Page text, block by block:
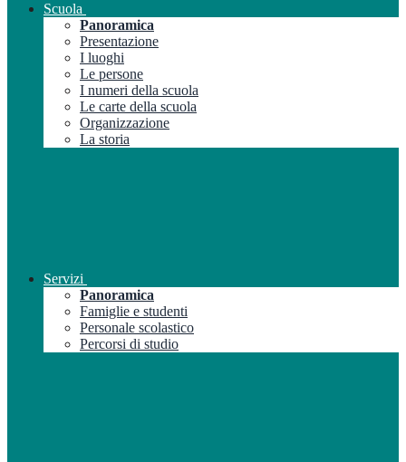
Scuola
Panoramica
Presentazione
I luoghi
Le persone
I numeri della scuola
Le carte della scuola
Organizzazione
La storia
Servizi
Panoramica
Famiglie e studenti
Personale scolastico
Percorsi di studio